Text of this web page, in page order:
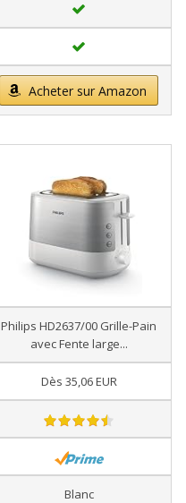
Acheter sur Amazon
Philips HD2637/00 Grille-Pain
avec Fente large...
Dès 35,06 EUR
Blanc